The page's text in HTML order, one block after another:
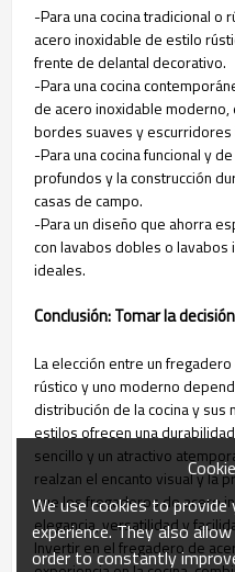
-Para una cocina tradicional o
acero inoxidable de estilo
frente de delantal decorativo.
-Para una cocina
de acero inoxidable moderno,
bordes suaves y escurridores
-Para una cocina funcional y
profundos y la construcción
casas de campo.
-Para un diseño que ahorra
con lavabos dobles o lavabos
ideales.
Conclusión: Tomar la
La elección entre un
rústico y uno moderno
distribución de la cocina y sus
estilos ofrecen una
sencillo y un atractivo
realzan el encanto visual y la
que los fregaderos de acero
elegancia, versatilidad y
Invertir en el fregadero de
We use cookies to
experience. They also
order to constantly